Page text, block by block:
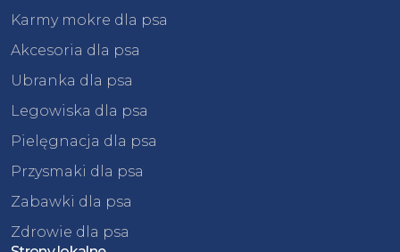
Karmy mokre dla psa
Akcesoria dla psa
Ubranka dla psa
Legowiska dla psa
Pielęgnacja dla psa
Przysmaki dla psa
Zabawki dla psa
Zdrowie dla psa